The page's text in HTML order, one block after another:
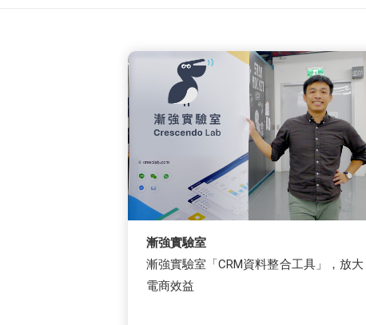
漸強實驗室
漸強實驗室「CRM資料整合工具」，放大
電商效益